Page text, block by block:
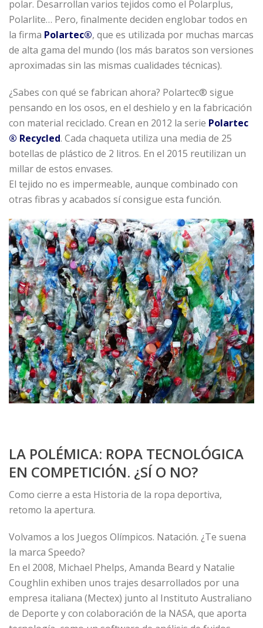
polar. Desarrollan varios tejidos como el Polarplus,
Polarlite… Pero, finalmente deciden englobar todos en
la firma Polartec®, que es utilizada por muchas marcas
de alta gama del mundo (los más baratos son versiones
aproximadas sin las mismas cualidades técnicas).
¿Sabes con qué se fabrican ahora? Polartec® sigue
pensando en los osos, en el deshielo y en la fabricación
con material reciclado. Crean en 2012 la serie Polartec
® Recycled. Cada chaqueta utiliza una media de 25
botellas de plástico de 2 litros. En el 2015 reutilizan un
millar de estos envases.
El tejido no es impermeable, aunque combinado con
otras fibras y acabados sí consigue esta función.
LA POLÉMICA: ROPA TECNOLÓGICA
EN COMPETICIÓN. ¿SÍ O NO?
Como cierre a esta Historia de la ropa deportiva,
retomo la apertura.
Volvamos a los Juegos Olímpicos. Natación. ¿Te suena
la marca Speedo?
En el 2008, Michael Phelps, Amanda Beard y Natalie
Coughlin exhiben unos trajes desarrollados por una
empresa italiana (Mectex) junto al Instituto Australiano
de Deporte y con colaboración de la NASA, que aporta